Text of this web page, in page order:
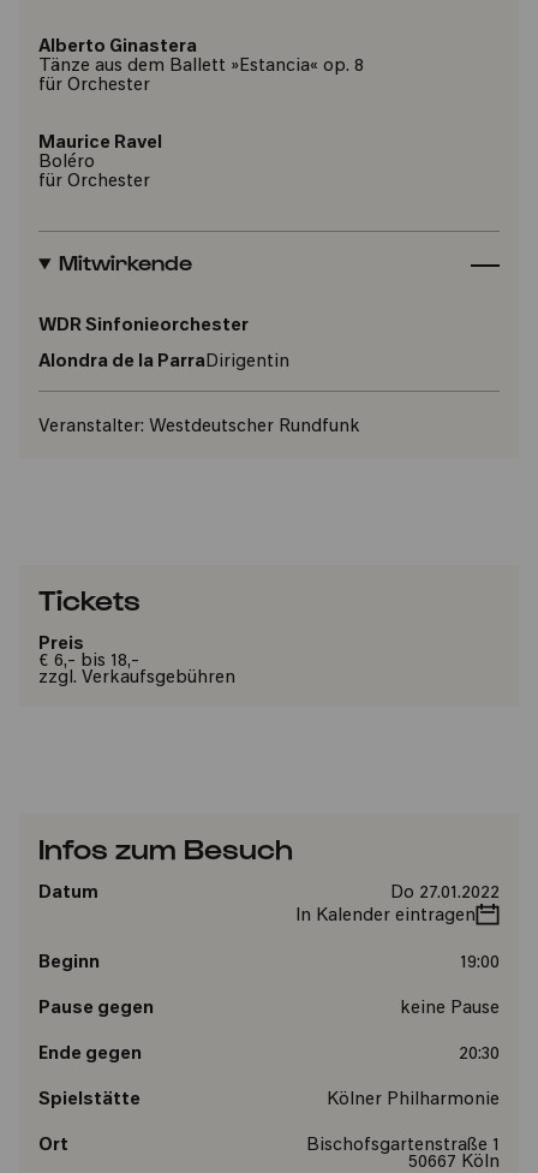
Alberto Ginastera
Tänze aus dem Ballett »Estancia« op. 8
für Orchester
Maurice Ravel
Boléro
für Orchester
Mitwirkende
WDR Sinfonieorchester
Alondra de la ParraDirigentin
Veranstalter: Westdeutscher Rundfunk
Tickets
Preis
€ 6,- bis 18,-
zzgl. Verkaufsgebühren
Infos zum Besuch
Datum
Do 27.01.2022
In Kalender eintragen
Beginn 19:00
Pause gegen keine Pause
Ende gegen 20:30
Spielstätte Kölner Philharmonie
Ort
Bischofsgartenstraße 1
50667 Köln